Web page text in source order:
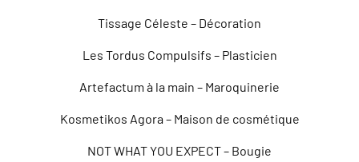
Tissage Céleste – Décoration
Les Tordus Compulsifs – Plasticien
Artefactum à la main – Maroquinerie
Kosmetikos Agora – Maison de cosmétique
NOT WHAT YOU EXPECT – Bougie